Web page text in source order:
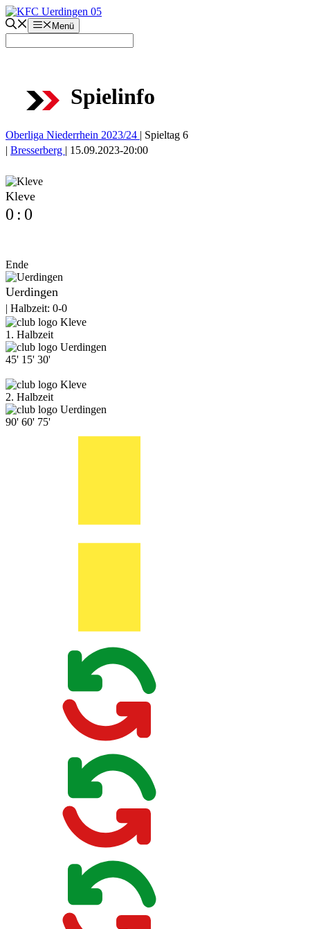
Zum
Inhalt
springen
Menü
Spielinfo
Oberliga Niederrhein 2023/24 | Spieltag 6
| Bresserberg | 15.09.2023-20:00
Kleve
0 : 0
Ende
Uerdingen
| Halbzeit: 0-0
Kleve
1. Halbzeit
Uerdingen
45' 15' 30'
Kleve
2. Halbzeit
Uerdingen
90' 60' 75'